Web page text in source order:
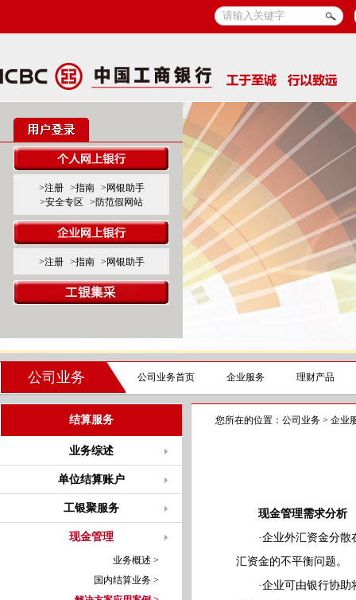
>注册 >指南
>网银助手
>安全专区
>防范假网站
>注册 >指南 >网银助手
公司业务 公司业务首页 企业服务 理财产品
结算服务
业务综述
单位结算账户
工银聚服务
现金管理
业务概述 >
国内结算业务 >
您所在的位置： 公司业务 > 企业
现金管理需求分析
·企业外汇资金分散在
汇资金的不平衡问题。
·企业可由银行协助将